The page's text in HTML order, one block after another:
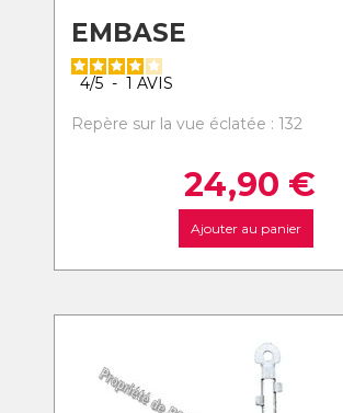
EMBASE
4/5 - 1 AVIS
Repère sur la vue éclatée : 132
24,90 €
Ajouter au panier